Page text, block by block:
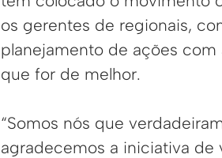
os gerentes de regionais,
planejamento de ações
que for de melhor.
“Somos nós que
agradecemos a iniciativa de